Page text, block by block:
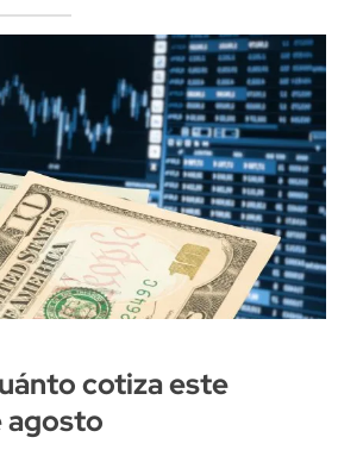
cotiza este
agosto